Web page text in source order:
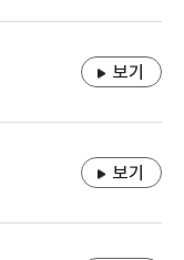
보기
보기